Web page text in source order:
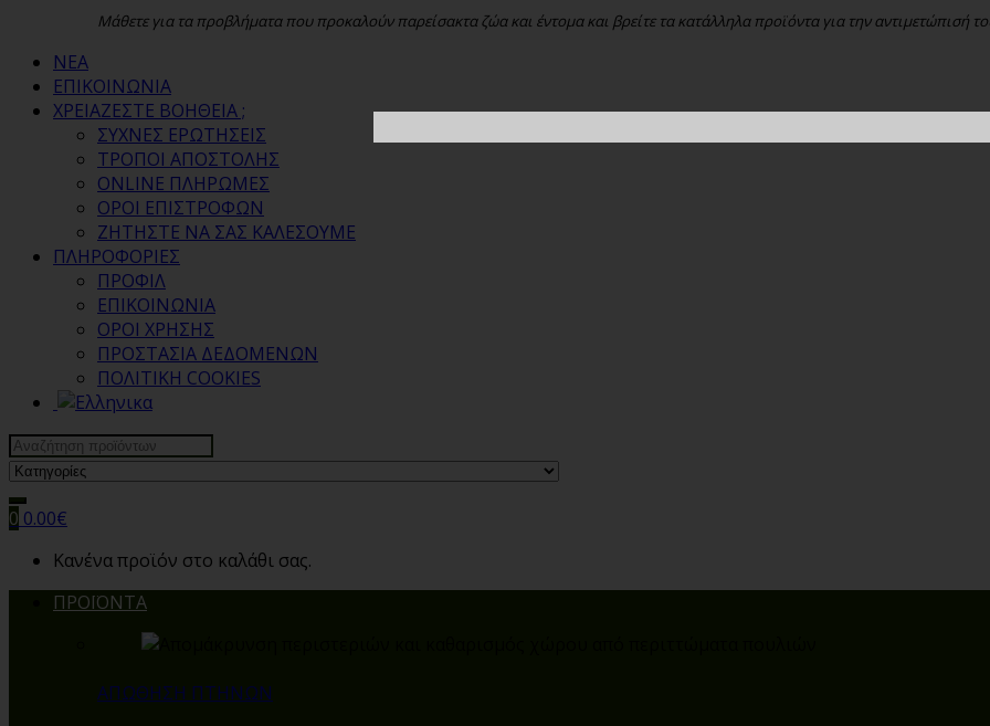
Μάθετε για τα προβλήματα που προκαλούν παρείσακτα ζώα και έντομα και βρείτε τα κατάλληλα προϊόντα για την αντιμετώπισή
ΝΕΑ
ΕΠΙΚΟΙΝΩΝΙΑ
ΧΡΕΙΑΖΕΣΤΕ ΒΟΗΘΕΙΑ ;
ΣΥΧΝΕΣ ΕΡΩΤΗΣΕΙΣ
ΤΡΟΠΟΙ ΑΠΟΣΤΟΛΗΣ
ONLINE ΠΛΗΡΩΜΕΣ
ΟΡΟΙ ΕΠΙΣΤΡΟΦΩΝ
ΖΗΤΗΣΤΕ ΝΑ ΣΑΣ ΚΑΛΕΣΟΥΜΕ
ΠΛΗΡΟΦΟΡΙΕΣ
ΠΡΟΦΙΛ
ΕΠΙΚΟΙΝΩΝΙΑ
ΟΡΟΙ ΧΡΗΣΗΣ
ΠΡΟΣΤΑΣΙΑ ΔΕΔΟΜΕΝΩΝ
ΠΟΛΙΤΙΚΗ COOKIES
Search
for:
0 0.00€
Κανένα προϊόν στο καλάθι σας.
ΠΡΟΪΟΝΤΑ
ΑΠΩΘΗΣΗ ΠΤΗΝΩΝ